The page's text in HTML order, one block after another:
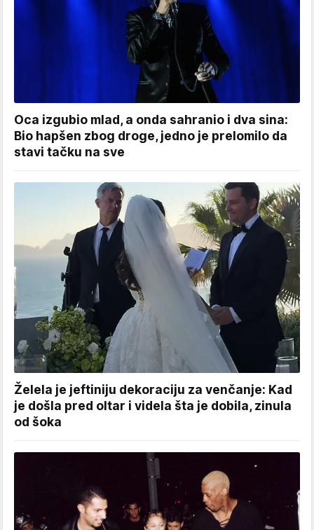
Oca izgubio mlad, a onda sahranio i dva sina:
Bio hapšen zbog droge, jedno je prelomilo da
stavi tačku na sve
Želela je jeftiniju dekoraciju za venčanje: Kad
je došla pred oltar i videla šta je dobila, zinula
od šoka